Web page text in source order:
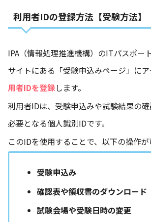
利用者IDの登録方法【受験方法】
IPA（情報処理推進機構）のITパスポー
サイトにある「受験申込みページ」に
用者IDを登録します。
利用者IDは、受験申込みや試験結果の
必要となる個人識別IDです。
このIDを使用することで、以下の操作が
受験申込み
確認表や領収書のダウンロード
試験会場や受験日時の変更